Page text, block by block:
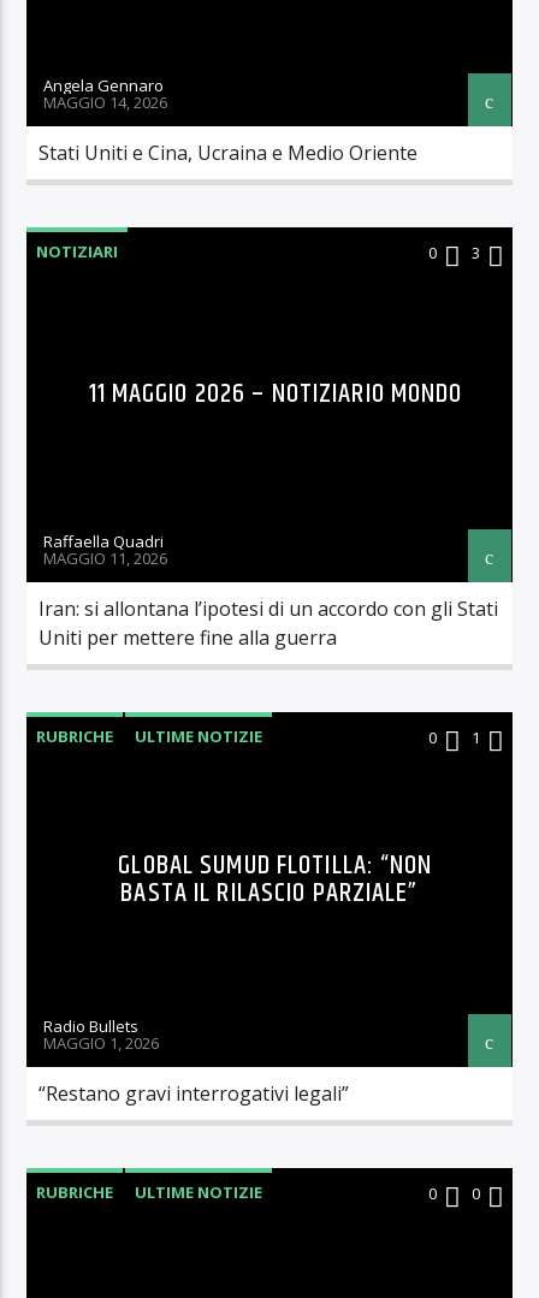
Angela Gennaro
MAGGIO 14, 2026
Stati Uniti e Cina, Ucraina e Medio Oriente
NOTIZIARI 0 3
11 MAGGIO 2026 – NOTIZIARIO MONDO
Raffaella Quadri
MAGGIO 11, 2026
Iran: si allontana l’ipotesi di un accordo con gli Stati
Uniti per mettere fine alla guerra
RUBRICHE ULTIME NOTIZIE 0 1
GLOBAL SUMUD FLOTILLA: “NON
BASTA IL RILASCIO PARZIALE”
Radio Bullets
MAGGIO 1, 2026
“Restano gravi interrogativi legali”
RUBRICHE ULTIME NOTIZIE 0 0